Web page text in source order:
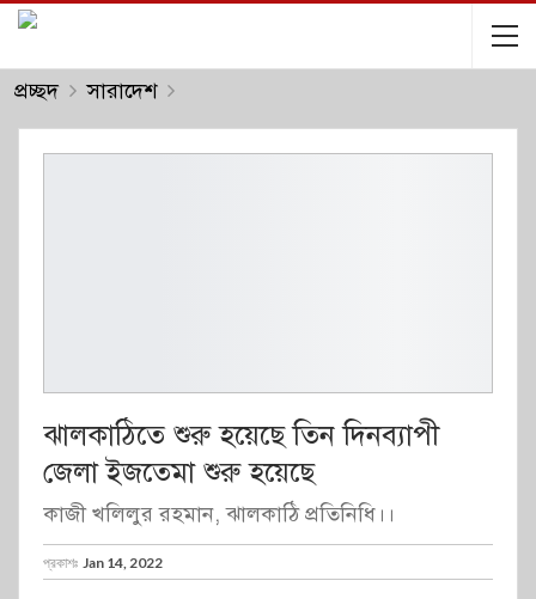
প্রচ্ছদ সারাদেশ
ঝালকাঠিতে শুরু হয়েছে তিন দিনব্যাপী
জেলা ইজতেমা শুরু হয়েছে
কাজী খলিলুর রহমান, ঝালকাঠি প্রতিনিধি।।
প্রকাশঃ Jan 14, 2022